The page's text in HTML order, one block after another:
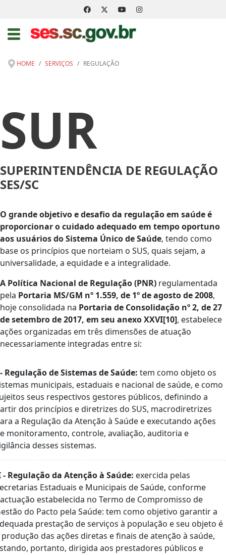
HOME SERVIÇOS REGULAÇÃO
SUR
SUPERINTENDÊNCIA DE REGULAÇÃO
SES/SC
O grande objetivo e desafio da regulação em saúde é
proporcionar o cuidado adequado em tempo oportuno
aos usuários do Sistema Único de Saúde, tendo como
base os princípios que norteiam o SUS, quais sejam, a
universalidade, a equidade e a integralidade.
A Política Nacional de Regulação (PNR) regulamentada
pela Portaria MS/GM nº 1.559, de 1º de agosto de 2008,
hoje consolidada na Portaria de Consolidação nº 2, de 27
de setembro de 2017, em seu anexo XXVI[10], estabelece
ações organizadas em três dimensões de atuação
necessariamente integradas entre si:
Regulação de Sistemas de Saúde: tem como objeto os
municipais, estaduais e nacional de saúde, e como
seus respectivos gestores públicos, definindo a
dos princípios e diretrizes do SUS, macrodiretrizes
a Regulação da Atenção à Saúde e executando ações
monitoramento, controle, avaliação, auditoria e
desses sistemas.
- Regulação da Atenção à Saúde: exercida pelas
Estaduais e Municipais de Saúde, conforme
estabelecida no Termo de Compromisso de
do Pacto pela Saúde: tem como objetivo garantir a
prestação de serviços à população e seu objeto é
produção das ações diretas e finais de atenção à saúde,
portanto, dirigida aos prestadores públicos e